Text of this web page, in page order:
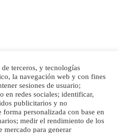
Y LOPEZ
PERDIDO HOY 06/07/2025 ZONA
Política de privacidad
de Cookies
interés
terceros, y tecnologías
la navegación web y con fines
sesiones de usuario;
en redes sociales; identificar,
publicitarios y no
personalizada con base en
medir el rendimiento de los
mercado para generar